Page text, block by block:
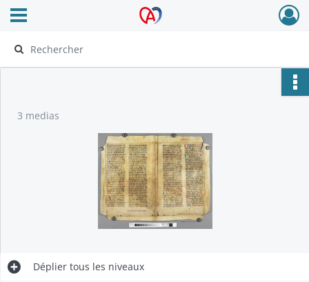
Archives Alsace - Colmar
Ouvrir le menu déroulant
3 medias
Déplier tous les niveaux